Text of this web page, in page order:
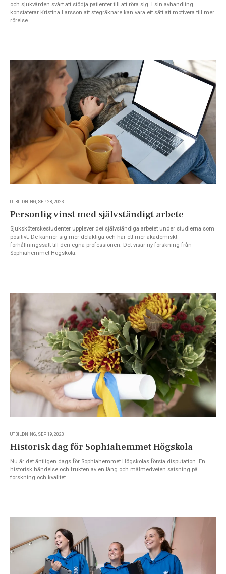
och sjukvården svårt att stödja patienter till att röra sig. I sin avhandling
konstaterar Kristina Larsson att stegräknare kan vara ett sätt att motivera till mer
rörelse.
UTBILDNING, SEP 28, 2023
Personlig vinst med självständigt arbete
Sjuksköterskestudenter upplever det självständiga arbetet under studierna som
positivt. De känner sig mer delaktiga och har ett mer akademiskt
förhållningssätt till den egna professionen. Det visar ny forskning från
Sophiahemmet Högskola.
UTBILDNING, SEP 19, 2023
Historisk dag för Sophiahemmet Högskola
Nu är det äntligen dags för Sophiahemmet Högskolas första disputation. En
historisk händelse och frukten av en lång och målmedveten satsning på
forskning och kvalitet.